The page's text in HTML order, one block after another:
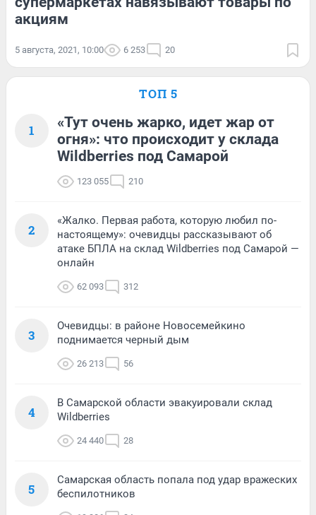
акциям
5 августа, 2021, 10:00 6 253 20
ТОП 5
1
«Тут очень жарко, идет жар от
огня»: что происходит у склада
Wildberries под Самарой
123 055 210
2
«Жалко. Первая работа, которую любил по-
настоящему»: очевидцы рассказывают об
атаке БПЛА на склад Wildberries под Самарой —
онлайн
62 093 312
3
Очевидцы: в районе Новосемейкино
поднимается черный дым
26 213 56
4
В Самарской области эвакуировали склад
Wildberries
24 440 28
5
Самарская область попала под удар вражеских
беспилотников